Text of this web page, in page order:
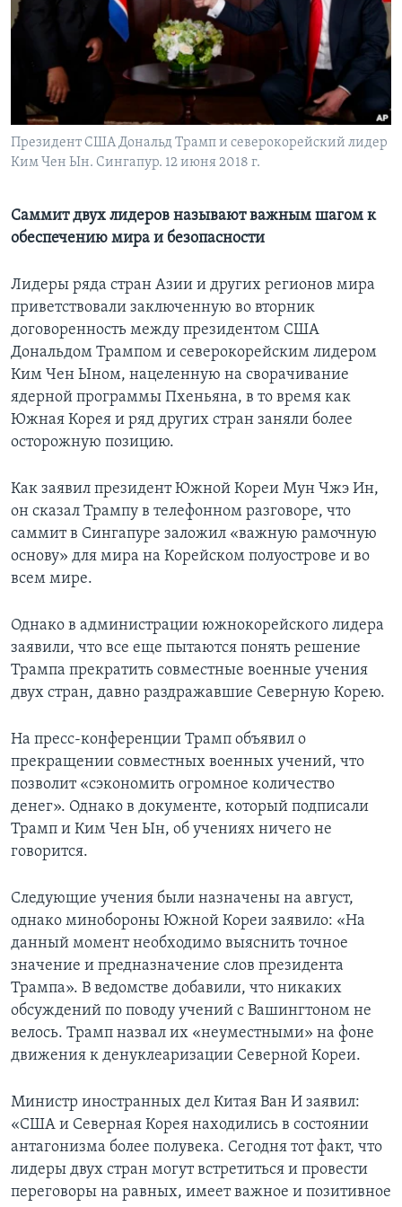
Learning English
СОЦИАЛЬНЫЕ СЕТИ
Языки
Президент США Дональд Трамп и северокорейский лидер
Ким Чен Ын. Сингапур. 12 июня 2018 г.
Саммит двух лидеров называют важным шагом к
обеспечению мира и безопасности
Лидеры ряда стран Азии и других регионов мира
приветствовали заключенную во вторник
договоренность между президентом США
Дональдом Трампом и северокорейским лидером
Ким Чен Ыном, нацеленную на сворачивание
ядерной программы Пхеньяна, в то время как
Южная Корея и ряд других стран заняли более
осторожную позицию.
Как заявил президент Южной Кореи Мун Чжэ Ин,
он сказал Трампу в телефонном разговоре, что
саммит в Сингапуре заложил «важную рамочную
основу» для мира на Корейском полуострове и во
всем мире.
Однако в администрации южнокорейского лидера
заявили, что все еще пытаются понять решение
Трампа прекратить совместные военные учения
двух стран, давно раздражавшие Северную Корею.
На пресс-конференции Трамп объявил о
прекращении совместных военных учений, что
позволит «сэкономить огромное количество
денег». Однако в документе, который подписали
Трамп и Ким Чен Ын, об учениях ничего не
говорится.
Следующие учения были назначены на август,
однако минобороны Южной Кореи заявило: «На
данный момент необходимо выяснить точное
значение и предназначение слов президента
Трампа». В ведомстве добавили, что никаких
обсуждений по поводу учений с Вашингтоном не
велось. Трамп назвал их «неуместными» на фоне
движения к денуклеаризации Северной Кореи.
Министр иностранных дел Китая Ван И заявил:
«США и Северная Корея находились в состоянии
антагонизма более полувека. Сегодня тот факт, что
лидеры двух стран могут встретиться и провести
переговоры на равных, имеет важное и позитивное